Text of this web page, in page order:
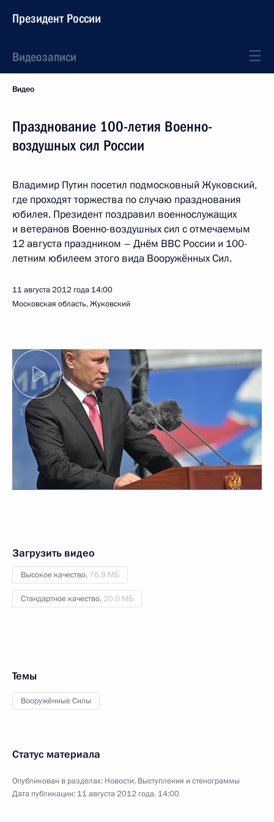
Президент России
Видеозаписи
Видео
Празднование 100-летия Военно-
воздушных сил России
Владимир Путин посетил подмосковный Жуковский,
где проходят торжества по случаю празднования
юбилея. Президент поздравил военнослужащих
и ветеранов Военно-воздушных сил с отмечаемым
12 августа праздником – Днём ВВС России и 100-
летним юбилеем этого вида Вооружённых Сил.
11 августа 2012 года 14:00
Московская область, Жуковский
Загрузить видео
Высокое качество, 76.9 МБ
Стандартное качество, 20.0 МБ
Темы
Вооружённые Силы
Статус материала
Опубликован в разделах: Новости, Выступления и стенограммы
Дата публикации: 11 августа 2012 года, 14:00